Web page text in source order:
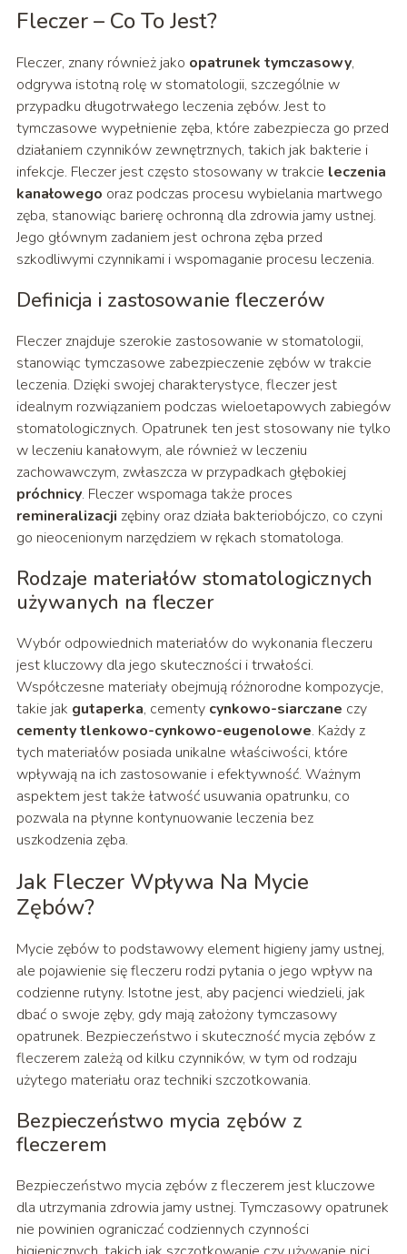
Fleczer – Co To Jest?
Fleczer, znany również jako opatrunek tymczasowy,
odgrywa istotną rolę w stomatologii, szczególnie w
przypadku długotrwałego leczenia zębów. Jest to
tymczasowe wypełnienie zęba, które zabezpiecza go przed
działaniem czynników zewnętrznych, takich jak bakterie i
infekcje. Fleczer jest często stosowany w trakcie leczenia
kanałowego oraz podczas procesu wybielania martwego
zęba, stanowiąc barierę ochronną dla zdrowia jamy ustnej.
Jego głównym zadaniem jest ochrona zęba przed
szkodliwymi czynnikami i wspomaganie procesu leczenia.
Definicja i zastosowanie fleczerów
Fleczer znajduje szerokie zastosowanie w stomatologii,
stanowiąc tymczasowe zabezpieczenie zębów w trakcie
leczenia. Dzięki swojej charakterystyce, fleczer jest
idealnym rozwiązaniem podczas wieloetapowych zabiegów
stomatologicznych. Opatrunek ten jest stosowany nie tylko
w leczeniu kanałowym, ale również w leczeniu
zachowawczym, zwłaszcza w przypadkach głębokiej
próchnicy. Fleczer wspomaga także proces
remineralizacji zębiny oraz działa bakteriobójczo, co czyni
go nieocenionym narzędziem w rękach stomatologa.
Rodzaje materiałów stomatologicznych
używanych na fleczer
Wybór odpowiednich materiałów do wykonania fleczeru
jest kluczowy dla jego skuteczności i trwałości.
Współczesne materiały obejmują różnorodne kompozycje,
takie jak gutaperka, cementy cynkowo-siarczane czy
cementy tlenkowo-cynkowo-eugenolowe. Każdy z
tych materiałów posiada unikalne właściwości, które
wpływają na ich zastosowanie i efektywność. Ważnym
aspektem jest także łatwość usuwania opatrunku, co
pozwala na płynne kontynuowanie leczenia bez
uszkodzenia zęba.
Jak Fleczer Wpływa Na Mycie
Zębów?
Mycie zębów to podstawowy element higieny jamy ustnej,
ale pojawienie się fleczeru rodzi pytania o jego wpływ na
codzienne rutyny. Istotne jest, aby pacjenci wiedzieli, jak
dbać o swoje zęby, gdy mają założony tymczasowy
opatrunek. Bezpieczeństwo i skuteczność mycia zębów z
fleczerem zależą od kilku czynników, w tym od rodzaju
użytego materiału oraz techniki szczotkowania.
Bezpieczeństwo mycia zębów z
fleczerem
Bezpieczeństwo mycia zębów z fleczerem jest kluczowe
dla utrzymania zdrowia jamy ustnej. Tymczasowy opatrunek
nie powinien ograniczać codziennych czynności